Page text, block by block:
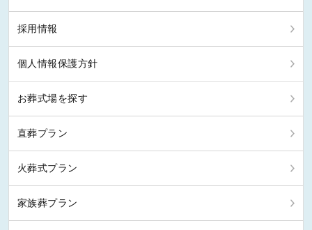
採用情報
個人情報保護方針
お葬式場を探す
直葬プラン
火葬式プラン
家族葬プラン